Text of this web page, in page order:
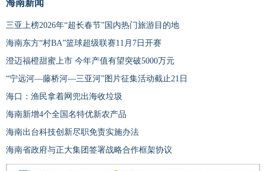
海南新闻
三亚上榜2026年“超长春节”国内热门旅游目的地
海南东方“村BA”篮球超级联赛11月7日开赛
澄迈福橙甜蜜上市 今年产值有望突破5000万元
“宁远河—藤桥河—三亚河”图片征集活动截止21日
海口：渔民拿着网兜出海收垃圾
海南新增4个全国名特优新农产品
海南出台科技创新尽职免责实施办法
海南省政府与正大集团签署战略合作框架协议